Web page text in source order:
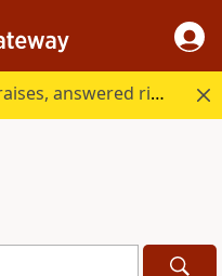
Every question Bible study raises, answered right here.